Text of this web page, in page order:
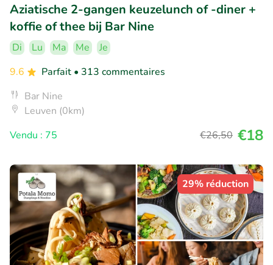
Aziatische 2-gangen keuzelunch of -diner +
koffie of thee bij Bar Nine
Di Lu Ma Me
Je
9.6
Parfait • 313 commentaires
Bar Nine
Leuven (0km)
Vendu : 75
€26,50 €18
29% réduction